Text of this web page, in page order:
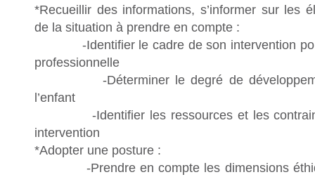
*Recueillir des informations, s’informer sur les
de la situation à prendre en compte :
-Identifier le cadre de son intervention
professionnelle
-Déterminer le degré de
l’enfant
-Identifier les ressources et les
intervention
*Adopter une posture :
-Prendre en compte les dimensions